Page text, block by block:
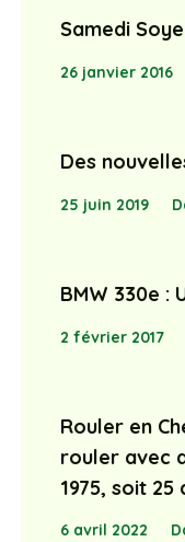
Samedi
26 janvier 2016
Des
25 juin 2019
BMW 330e :
2 février 2017
Rouler en
rouler avec
1975, soit
6 avril 2022